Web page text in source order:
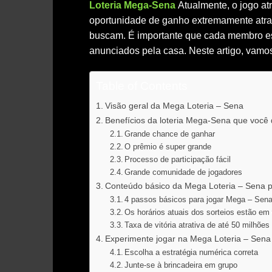
Loteria Mega-Sena Atualmente, o jogo
oportunidade de ganho extremamente
buscam. É importante que cada membro
anunciados pela casa. Neste artigo,
Visão geral da Mega Loteria – Sena
Benefícios da loteria Mega-Sena que você
Grande chance de ganhar
O prêmio é super grande
Processo de participação fácil
Grande comunidade de jogadores
Conteúdo básico da Mega Loteria – Sena
4 passos básicos para jogar Mega – Sena
Os horários atuais dos sorteios estão em
Taxa de vitória atrativa de até 50 milhões
Experimente jogar na Mega Loteria –
Escolha a estratégia numérica correta
Junte-se à brincadeira em grupo